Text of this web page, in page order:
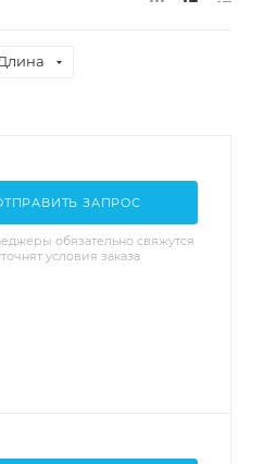
ЗАПРОС
обязательно свяжутся
условия заказа